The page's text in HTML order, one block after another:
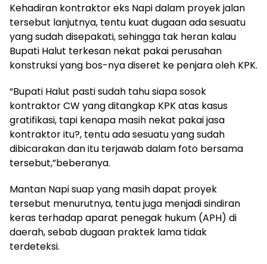
Kehadiran kontraktor eks Napi dalam proyek jalan
tersebut lanjutnya, tentu kuat dugaan ada sesuatu
yang sudah disepakati, sehingga tak heran kalau
Bupati Halut terkesan nekat pakai perusahan
konstruksi yang bos-nya diseret ke penjara oleh KPK.
“Bupati Halut pasti sudah tahu siapa sosok
kontraktor CW yang ditangkap KPK atas kasus
gratifikasi, tapi kenapa masih nekat pakai jasa
kontraktor itu?, tentu ada sesuatu yang sudah
dibicarakan dan itu terjawab dalam foto bersama
tersebut,”beberanya.
Mantan Napi suap yang masih dapat proyek
tersebut menurutnya, tentu juga menjadi sindiran
keras terhadap aparat penegak hukum (APH) di
daerah, sebab dugaan praktek lama tidak
terdeteksi.